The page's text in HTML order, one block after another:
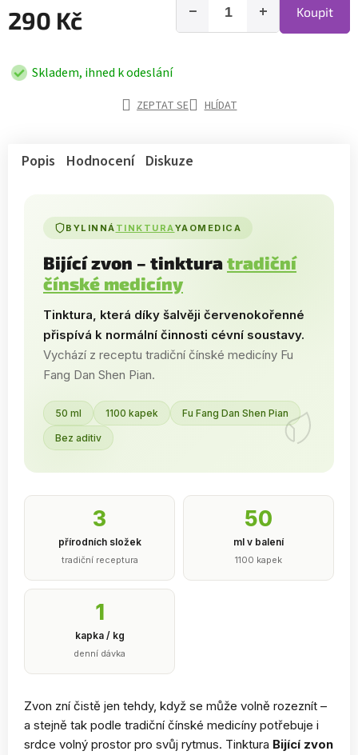
290 Kč +
− Koupit
Skladem, ihned k odeslání
ZEPTAT SE HLÍDAT
Popis Hodnocení Diskuze
BYLINNÁ TINKTURAYAOMEDICA
Bijící zvon – tinkturatradiční
čínské medicíny
Tinktura, která díky šalvěji červenokořenné
přispívá k normální činnosti cévní soustavy.
Vychází z receptu tradiční čínské medicíny Fu
Fang Dan Shen Pian.
50 ml 1100 kapek Fu Fang Dan Shen Pian
Bez aditiv
3
přírodních složek
tradiční receptura
50
ml v balení
1100 kapek
1
kapka / kg
denní dávka
Zvon zní čistě jen tehdy, když se může volně rozeznít –
a stejně tak podle tradiční čínské medicíny potřebuje i
srdce volný prostor pro svůj rytmus. Tinktura Bijící zvon